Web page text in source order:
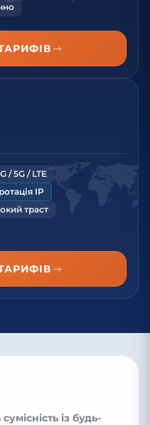
/ 5G / LTE
ротація IP
траст
із будь-